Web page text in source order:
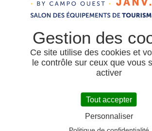
Chez Flower Campings, nos adhérents
mêmes valeurs pour un camping
environnement. Ils apprécient d’être
les différents experts de Flower qui
services à valeur ajoutée, tout en
conserver leur identité et leur
Flower, chacun de nos 120 adhérents
https://www.flowercampings.com
contact@flowercampings.com
Flower Campings
Ce site utilise des cookies et
le contrôle sur ceux que vous
activer
Tout accepter
Personnaliser